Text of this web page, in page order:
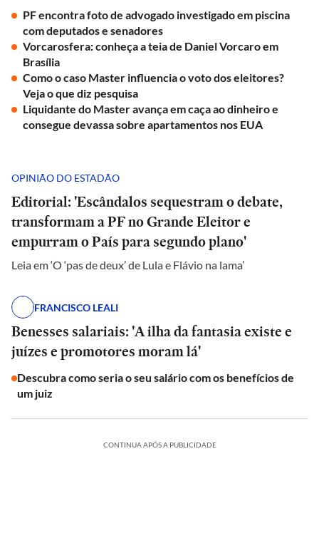
PF encontra foto de advogado investigado em piscina
com deputados e senadores
Vorcarosfera: conheça a teia de Daniel Vorcaro em
Brasília
Como o caso Master influencia o voto dos eleitores?
Veja o que diz pesquisa
Liquidante do Master avança em caça ao dinheiro e
consegue devassa sobre apartamentos nos EUA
OPINIÃO DO ESTADÃO
Editorial: 'Escândalos sequestram o debate,
transformam a PF no Grande Eleitor e
empurram o País para segundo plano'
Leia em ‘O ‘pas de deux’ de Lula e Flávio na lama’
FRANCISCO LEALI
Benesses salariais: 'A ilha da fantasia existe e
juízes e promotores moram lá'
Descubra como seria o seu salário com os benefícios de
um juiz
CONTINUA APÓS A PUBLICIDADE